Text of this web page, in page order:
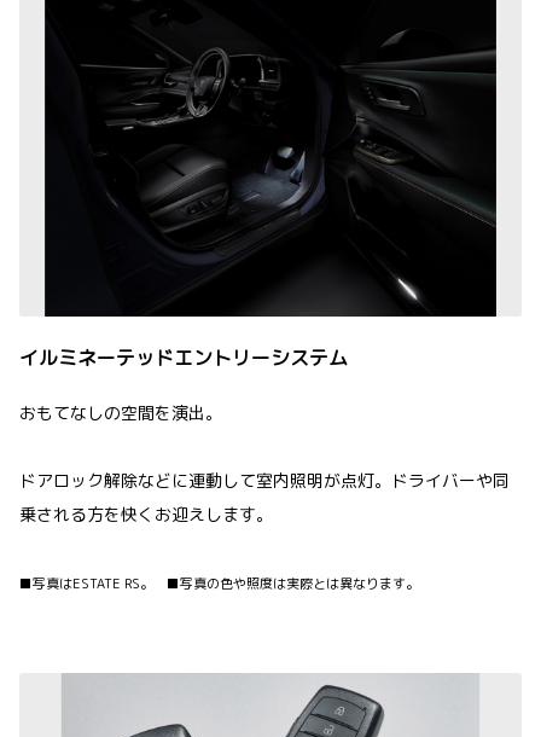
イルミネーテッドエントリーシステム
おもてなしの空間を演出。
ドアロック解除などに連動して室内照明が点灯。ドライバーや同
乗される方を快くお迎えします。
■写真はESTATE RS。 ■写真の色や照度は実際とは異なります。